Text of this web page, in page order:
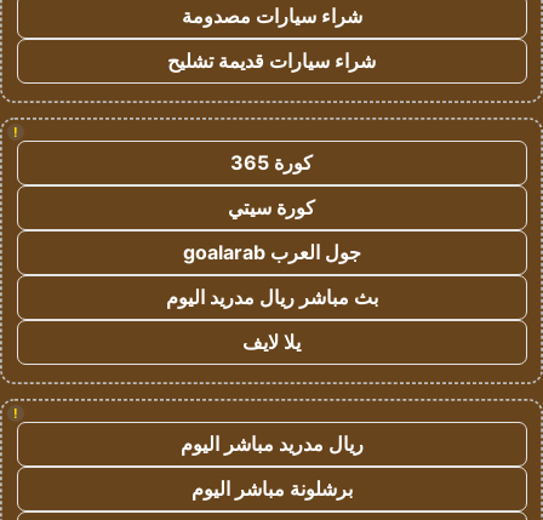
شراء سيارات مصدومة
شراء سيارات قديمة تشليح
!
كورة 365
كورة سيتي
جول العرب goalarab
بث مباشر ريال مدريد اليوم
يلا لايف
!
ريال مدريد مباشر اليوم
برشلونة مباشر اليوم